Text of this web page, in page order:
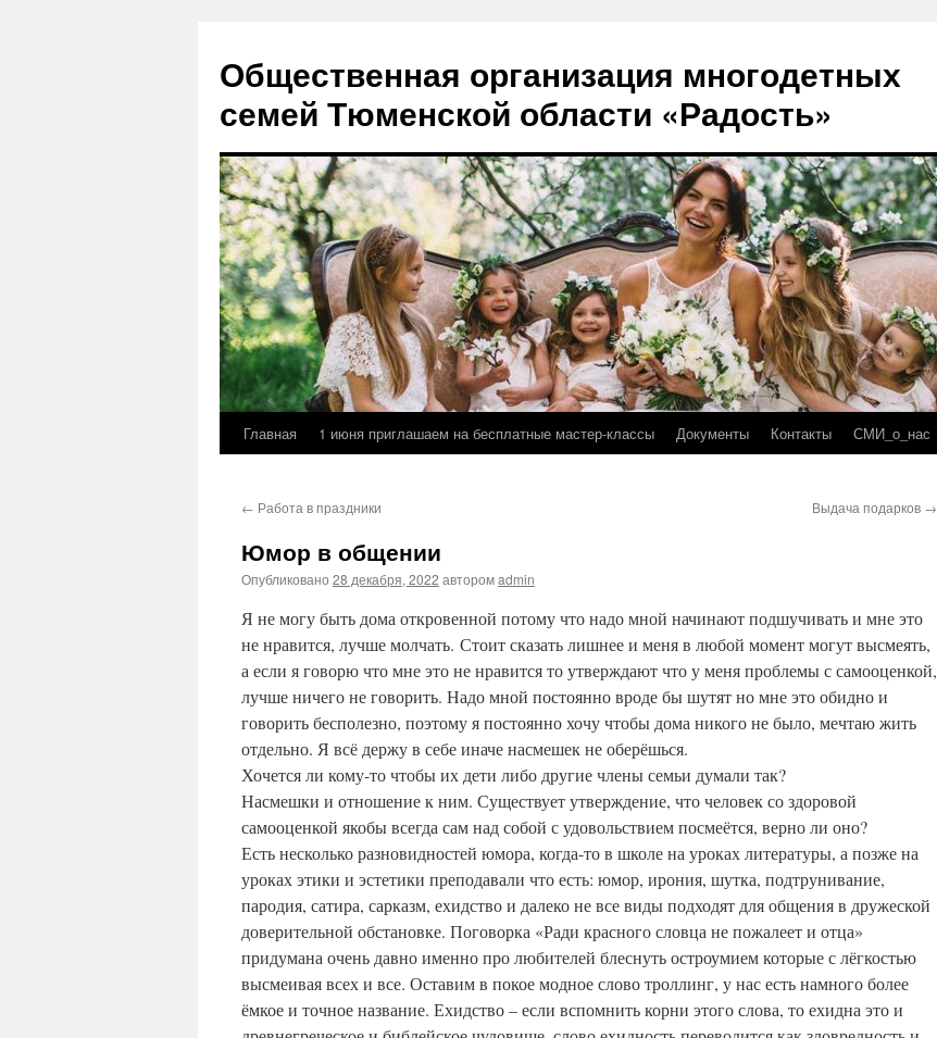
содержимому
Общественная организация многодетных
семей Тюменской области «Радость»
Главная 1 июня приглашаем на бесплатные мастер-классы Документы Контакты СМИ_о_нас
← Работа в праздники Выдача подарков →
Юмор в общении
Опубликовано 28 декабря, 2022 авторомadmin
Я не могу быть дома откровенной потому что надо мной начинают подшучивать и мне это
не нравится, лучше молчать. Стоит сказать лишнее и меня в любой момент могут высмеять,
а если я говорю что мне это не нравится то утверждают что у меня проблемы с самооценкой,
лучше ничего не говорить. Надо мной постоянно вроде бы шутят но мне это обидно и
говорить бесполезно, поэтому я постоянно хочу чтобы дома никого не было, мечтаю жить
отдельно. Я всё держу в себе иначе насмешек не оберёшься.
Хочется ли кому-то чтобы их дети либо другие члены семьи думали так?
Насмешки и отношение к ним. Существует утверждение, что человек со здоровой
самооценкой якобы всегда сам над собой с удовольствием посмеётся, верно ли оно?
Есть несколько разновидностей юмора, когда-то в школе на уроках литературы, а позже на
уроках этики и эстетики преподавали что есть: юмор, ирония, шутка, подтрунивание,
пародия, сатира, сарказм, ехидство и далеко не все виды подходят для общения в дружеской
доверительной обстановке. Поговорка «Ради красного словца не пожалеет и отца»
придумана очень давно именно про любителей блеснуть остроумием которые с лёгкостью
высмеивая всех и все. Оставим в покое модное слово троллинг, у нас есть намного более
ёмкое и точное название. Ехидство – если вспомнить корни этого слова, то ехидна это и